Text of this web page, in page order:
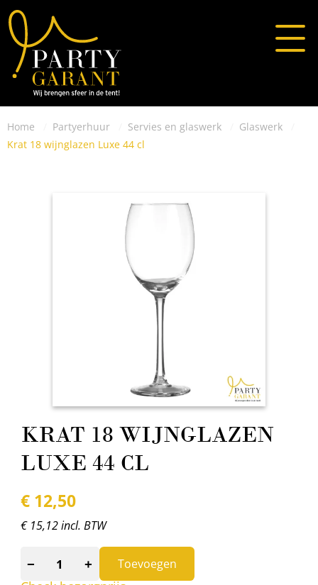
Home Partyerhuur Servies en glaswerk
Glaswerk
Krat 18 wijnglazen Luxe 44 cl
KRAT 18 WIJNGLAZEN
LUXE 44 CL
€12,50
€ 15,12 incl. BTW
− + Toevoegen